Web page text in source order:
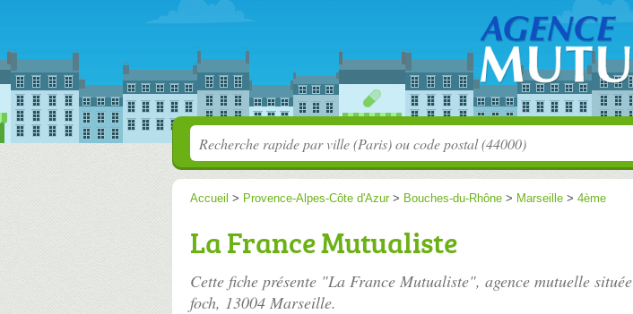
Accueil > Provence-Alpes-Côte d'Azur> Bouches-du-Rhône > Marseille > 4ème
La France Mutualiste
Cette fiche présente "La France Mutualiste", agence mutuelle située
foch, 13004 Marseille.